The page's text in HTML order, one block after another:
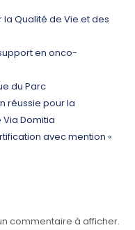
la Qualité de Vie et des
en onco-
du Parc
réussie pour la
Domitia
avec mention «
commentaire à afficher.